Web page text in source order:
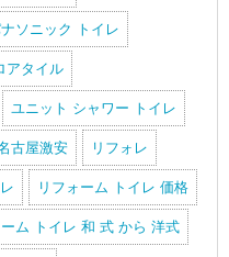
ソニック トイレ
アタイル
ユニット シャワー トイレ
古屋激安 リフォレ
リフォーム トイレ 価格
ーム トイレ 和 式 から 洋式